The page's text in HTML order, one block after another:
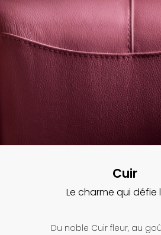
Cuir
Le charme qui défie
Du noble Cuir fleur, au